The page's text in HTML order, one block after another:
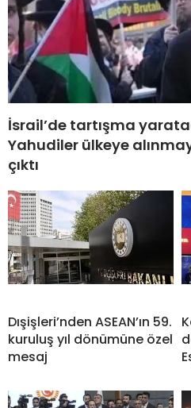
İsrail’de tartışma
Yahudiler ülkeye
çıktı
Dışişleri’nden ASEAN’ın 59.
kuruluş yıl dönümüne özel
mesaj